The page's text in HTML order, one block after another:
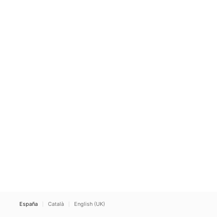
España Català English (UK)